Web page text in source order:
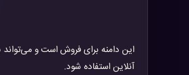
این دامنه برای فروش است و می‌تواند
آنلاین استفاده شود.